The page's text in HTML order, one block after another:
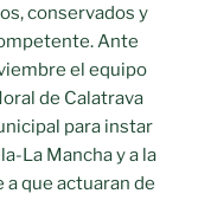
conservados y
Ante
el equipo
de Calatrava
para instar
La Mancha y a la
que actuaran de